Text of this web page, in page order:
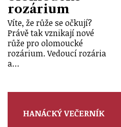
rozárium
Víte, že růže se očkují?
Právě tak vznikají nové
růže pro olomoucké
rozárium. Vedoucí rozária
a…
HANÁCKÝ VEČERNÍK